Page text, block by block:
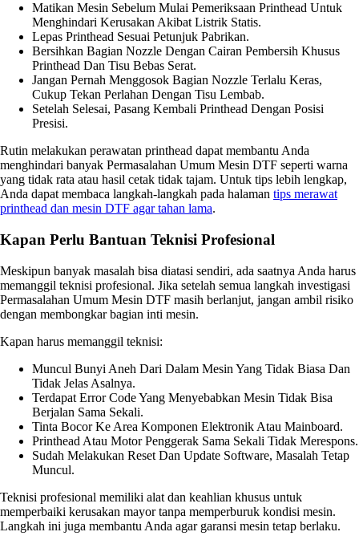
Matikan Mesin Sebelum Mulai Pemeriksaan Printhead Untuk
Menghindari Kerusakan Akibat Listrik Statis.
Lepas Printhead Sesuai Petunjuk Pabrikan.
Bersihkan Bagian Nozzle Dengan Cairan Pembersih Khusus
Printhead Dan Tisu Bebas Serat.
Jangan Pernah Menggosok Bagian Nozzle Terlalu Keras,
Cukup Tekan Perlahan Dengan Tisu Lembab.
Setelah Selesai, Pasang Kembali Printhead Dengan Posisi
Presisi.
Rutin melakukan perawatan printhead dapat membantu Anda
menghindari banyak Permasalahan Umum Mesin DTF seperti warna
yang tidak rata atau hasil cetak tidak tajam. Untuk tips lebih lengkap,
Anda dapat membaca langkah-langkah pada halaman tips merawat
printhead dan mesin DTF agar tahan lama.
Kapan Perlu Bantuan Teknisi Profesional
Meskipun banyak masalah bisa diatasi sendiri, ada saatnya Anda harus
memanggil teknisi profesional. Jika setelah semua langkah investigasi
Permasalahan Umum Mesin DTF masih berlanjut, jangan ambil risiko
dengan membongkar bagian inti mesin.
Kapan harus memanggil teknisi:
Muncul Bunyi Aneh Dari Dalam Mesin Yang Tidak Biasa Dan
Tidak Jelas Asalnya.
Terdapat Error Code Yang Menyebabkan Mesin Tidak Bisa
Berjalan Sama Sekali.
Tinta Bocor Ke Area Komponen Elektronik Atau Mainboard.
Printhead Atau Motor Penggerak Sama Sekali Tidak Merespons.
Sudah Melakukan Reset Dan Update Software, Masalah Tetap
Muncul.
Teknisi profesional memiliki alat dan keahlian khusus untuk
memperbaiki kerusakan mayor tanpa memperburuk kondisi mesin.
Langkah ini juga membantu Anda agar garansi mesin tetap berlaku.